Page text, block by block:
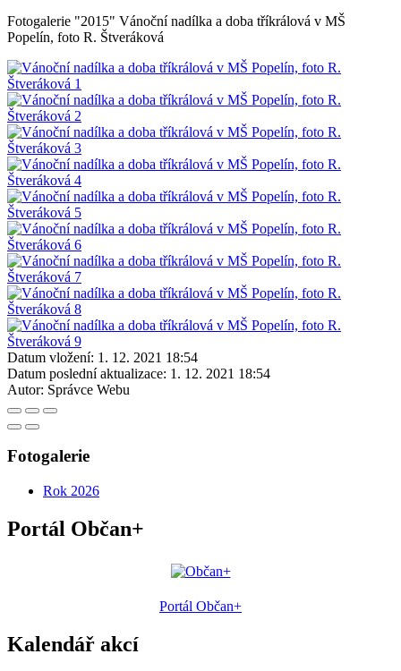
Fotogalerie "2015" Vánoční nadílka a doba tříkrálová v MŠ
Popelín, foto R. Štveráková
Datum vložení: 1. 12. 2021 18:54
Datum poslední aktualizace: 1. 12. 2021 18:54
Autor: Správce Webu
Fotogalerie
Rok 2026
Portál Občan+
Portál Občan+
Kalendář akcí